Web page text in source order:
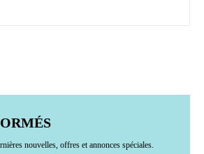
nouvelles, offres et annonces spéciales.